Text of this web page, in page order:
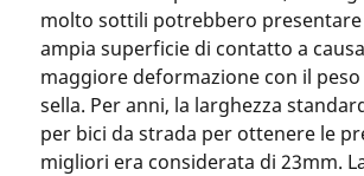
molto sottili potrebbero
ampia superficie di contatto a
maggiore deformazione con il
sella. Per anni, la larghezza
per bici da strada per ottenere le
migliori era considerata di 23mm.